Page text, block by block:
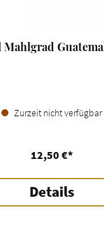
Zurzeit nicht verfügbar
12,50 €*
Details